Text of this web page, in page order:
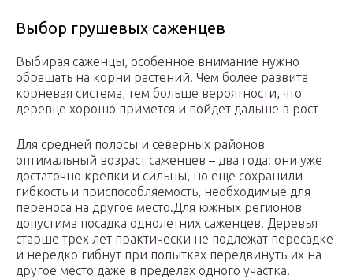
Выбор грушевых саженцев
Выбирая саженцы, особенное внимание нужно
обращать на корни растений. Чем более развита
корневая система, тем больше вероятности, что
деревце хорошо примется и пойдет дальше в рост
Для средней полосы и северных районов
оптимальный возраст саженцев – два года: они уже
достаточно крепки и сильны, но еще сохранили
гибкость и приспособляемость, необходимые для
переноса на другое место.Для южных регионов
допустима посадка однолетних саженцев. Деревья
старше трех лет практически не подлежат пересадке
и нередко гибнут при попытках передвинуть их на
другое место даже в пределах одного участка.